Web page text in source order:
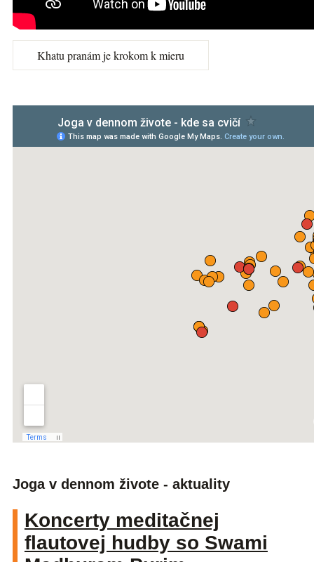
Khatu pranám je krokom k mieru
Joga v dennom živote - aktuality
Koncerty meditačnej
flautovej hudby so Swami